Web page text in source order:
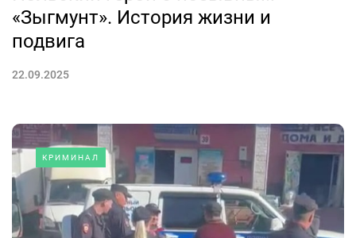
«Зыгмунт». История жизни и
подвига
22.09.2025
КРИМИНАЛ